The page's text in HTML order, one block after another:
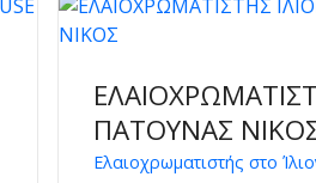
ΠΑΤΟΥΝΑΣ
Ελαιοχρωματιστής στο